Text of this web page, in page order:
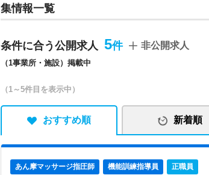
集情報一覧
条件に合う公開求人 5
（1事業所・施設）掲載中
非公開求人
（1～5件目を表示中）
おすすめ順 新着順
あん摩マッサージ指圧師 機能訓練指導員 正職員